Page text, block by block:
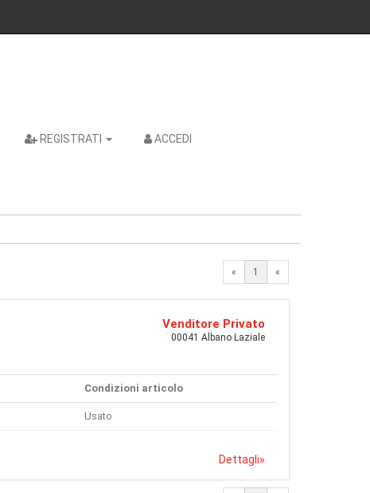
REGISTRATI ACCEDI
« 1 «
Venditore Privato
00041 Albano Laziale
Condizioni articolo
Usato
Dettagli»